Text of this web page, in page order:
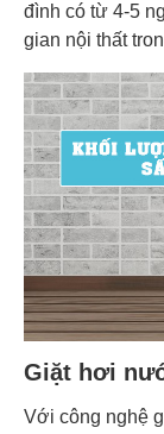
đình có từ 4-5
gian nội thất
Giặt hơi
Với công nghệ